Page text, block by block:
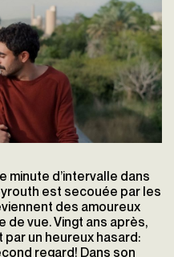
minute d’intervalle dans
est secouée par les
des amoureux
de vue. Vingt ans après,
par un heureux hasard:
regard! Dans son